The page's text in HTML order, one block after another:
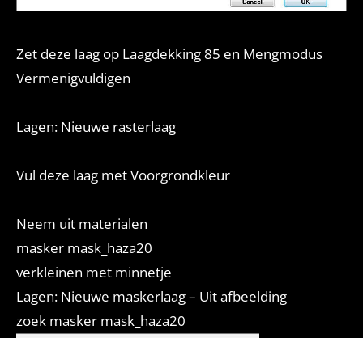
Zet deze laag op Laagdekking 85 en Mengmodus
Vermenigvuldigen
Lagen: Nieuwe rasterlaag
Vul deze laag met Voorgrondkleur
Neem uit materialen
masker mask_haza20
verkleinen met minnetje
Lagen: Nieuwe maskerlaag – Uit afbeelding
zoek masker mask_haza20